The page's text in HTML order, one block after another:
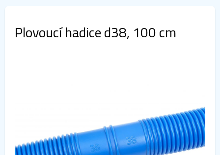
Plovoucí hadice d38, 100 cm